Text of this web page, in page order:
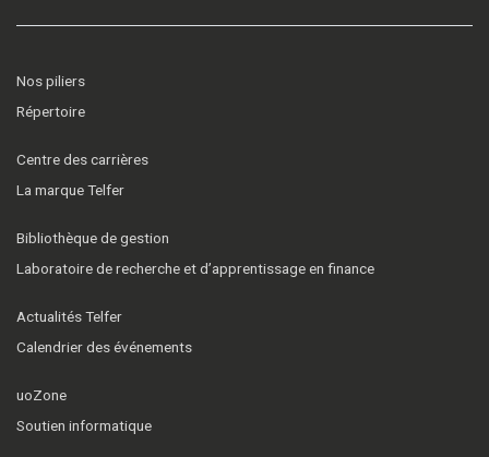
Nos piliers
Répertoire
Centre des carrières
La marque Telfer
Bibliothèque de gestion
Laboratoire de recherche et d’apprentissage en finance
Actualités Telfer
Calendrier des événements
uoZone
Soutien informatique